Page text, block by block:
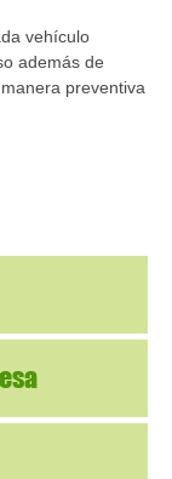
vehículo
además de
preventiva